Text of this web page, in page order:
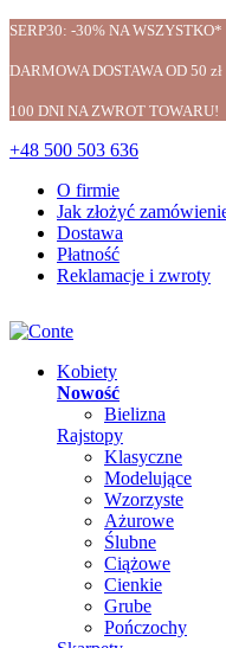
SERP30: -30% NA WSZYSTKO*
DARMOWA DOSTAWA OD 50 zł
100 DNI NA ZWROT TOWARU!
+48 500 503 636
O firmie
Jak złożyć
Dostawa
Płatność
Reklamacje i zwroty
Kobiety
Nowość
Bielizna
Rajstopy
Klasyczne
Modelujące
Wzorzyste
Ażurowe
Ślubne
Ciążowe
Cienkie
Grube
Pończochy